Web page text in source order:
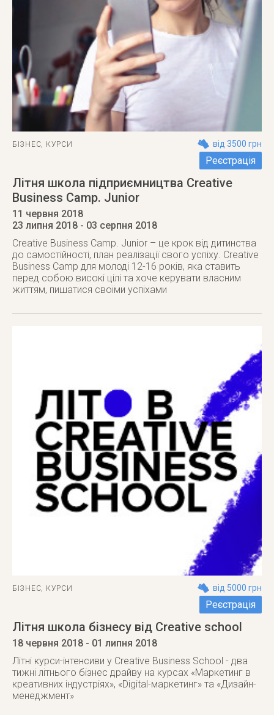
БІЗНЕС, КУРСИ від 3500 грн
Реєстрація
Літня школа підприємництва Creative
Business Camp. Junior
11 червня 2018
23 липня 2018 - 03 серпня 2018
Creative Business Camp. Junior – це крок від дитинства
до самостійності, план реалізації свого успіху. Creative
Business Camp для молоді 12-16 років, яка ставить
перед собою високі цілі та хоче керувати власним
життям, пишатися своїми успіхами
БІЗНЕС, КУРСИ від 5000 грн
Реєстрація
Літня школа бізнесу від Creative school
18 червня 2018 - 01 липня 2018
Літні курси-інтенсиви у Creative Business School - два
тижні літнього бізнес драйву на курсах «Маркетинг в
креативних індустріях», «Digital-маркетинг» та «Дизайн-
менеджмент»